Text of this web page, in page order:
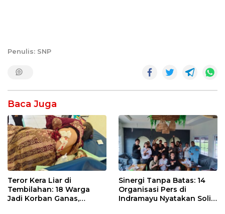
Penulis: SNP
Baca Juga
Teror Kera Liar di
Tembilahan: 18 Warga
Jadi Korban Ganas,
Sinergi Tanpa Batas: 14
Organisasi Pers di
Indramayu Nyatakan Solid